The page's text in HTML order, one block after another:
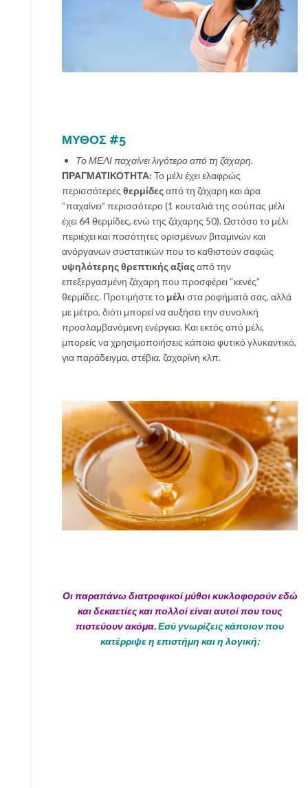
ΜΥΘΟΣ #5
Το ΜΕΛΙ παχαίνει λιγότερο από τη ζάχαρη.
ΠΡΑΓΜΑΤΙΚΟΤΗΤΑ: Το μέλι έχει ελαφρώς
περισσότερες θερμίδεςαπό τη ζάχαρη και άρα
“παχαίνει” περισσότερο (1 κουταλιά της σούπας μέλι
έχει 64 θερμίδες, ενώ της ζάχαρης 50). Ωστόσο το μέλι
περιέχει και ποσότητες ορισμένων βιταμινών και
ανόργανων συστατικών που το καθιστούν σαφώς
υψηλότερης θρεπτικής αξίαςαπό την
επεξεργασμένη ζάχαρη που προσφέρει “κενές”
θερμίδες. Προτιμήστε το μέλι στα ροφήματά σας, αλλά
με μέτρο, διότι μπορεί να αυξήσει την συνολική
προσλαμβανόμενη ενέργεια. Και εκτός από μέλι,
μπορείς να χρησιμοποιήσεις κάποιο φυτικό γλυκαντικό,
για παράδειγμα, στέβια, ζαχαρίνη κλπ.
Οι παραπάνω διατροφικοί μύθοι κυκλοφορούν εδώ
και δεκαετίες και πολλοί είναι αυτοί που τους
πιστεύουν ακόμα.Εσύ γνωρίζεις κάποιον που
κατέρριψε η επιστήμη και η λογική;